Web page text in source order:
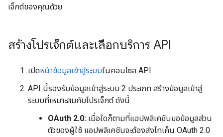
เจ็กต์ของคุณด้วย
สร้างโปรเจ็กต์และเลือกบริการ API
เปิดหน้าข้อมูลเข้าสู่ระบบในคอนโซล API
API นี้รองรับข้อมูลเข้าสู่ระบบ 2 ประเภท สร้างข้อมูลเข้าสู่
ระบบที่เหมาะสมกับโปรเจ็กต์ ดังนี้
OAuth 2.0: เมื่อใดก็ตามที่แอปพลิเคชันขอข้อมูลส่วน
ตัวของผู้ใช้ แอปพลิเคชันจะต้องส่งโทเค็น OAuth 2.0